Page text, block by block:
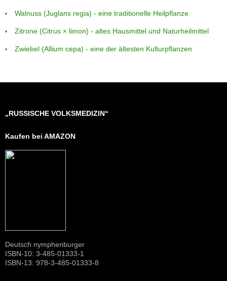
Walnuss (Juglans regia) - eine traditionelle Heilpflanze
Zitrone (Citrus × limon) - altes Hausmittel und Naturheilmittel
Zwiebel (Allium cepa) - eine der ältesten Kulturpflanzen
„RUSSISCHE VOLKSMEDIZIN“
Kaufen bei AMAZON
Deutsch nymphenburger
ISBN-10: 3-485-01333-1
ISBN-13: 978-3-485-01333-8